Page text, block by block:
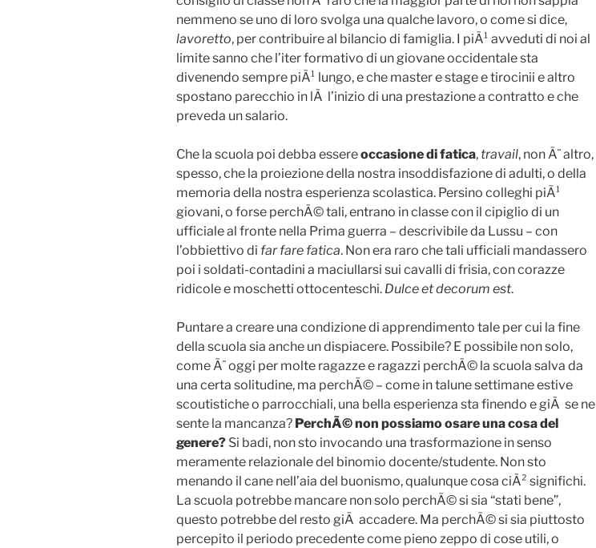
nemmeno se uno di loro svolga una qualche lavoro, o come si dice,
lavoretto, per contribuire al bilancio di famiglia. I piÃ¹ avveduti di noi al
limite sanno che l’iter formativo di un giovane occidentale sta
divenendo sempre piÃ¹ lungo, e che master e stage e tirocinii e altro
spostano parecchio in lÃ l’inizio di una prestazione a contratto e che
preveda un salario.
Che la scuola poi debba essereoccasione di fatica, travail, non Ã¨ altro,
spesso, che la proiezione della nostra insoddisfazione di adulti, o della
memoria della nostra esperienza scolastica. Persino colleghi piÃ¹
giovani, o forse perchÃ© tali, entrano in classe con il cipiglio di un
ufficiale al fronte nella Prima guerra – descrivibile da Lussu – con
l’obbiettivo di far fare fatica. Non era raro che tali ufficiali mandassero
poi i soldati-contadini a maciullarsi sui cavalli di frisia, con corazze
ridicole e moschetti ottocenteschi. Dulce et decorum est.
Puntare a creare una condizione di apprendimento tale per cui la fine
della scuola sia anche un dispiacere. Possibile? E possibile non solo,
come Ã¨ oggi per molte ragazze e ragazzi perchÃ© la scuola salva da
una certa solitudine, ma perchÃ© – come in talune settimane estive
scoutistiche o parrocchiali, una bella esperienza sta finendo e giÃ se ne
sente la mancanza? PerchÃ© non possiamo osare una cosa del
genere? Si badi, non sto invocando una trasformazione in senso
meramente relazionale del binomio docente/studente. Non sto
menando il cane nell’aia del buonismo, qualunque cosa ciÃ² significhi.
La scuola potrebbe mancare non solo perchÃ© si sia “stati bene”,
questo potrebbe del resto giÃ accadere. Ma perchÃ© si sia piuttosto
percepito il periodo precedente come pieno zeppo di cose utili, o